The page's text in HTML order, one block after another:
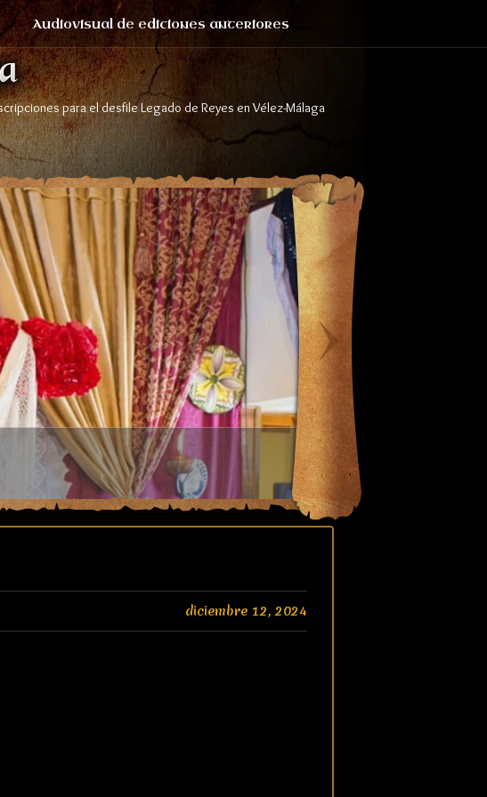
para el desfile Legado de Reyes en Vélez-Málaga
Audiovisual de ediciones anteriores
diciembre 12, 2024